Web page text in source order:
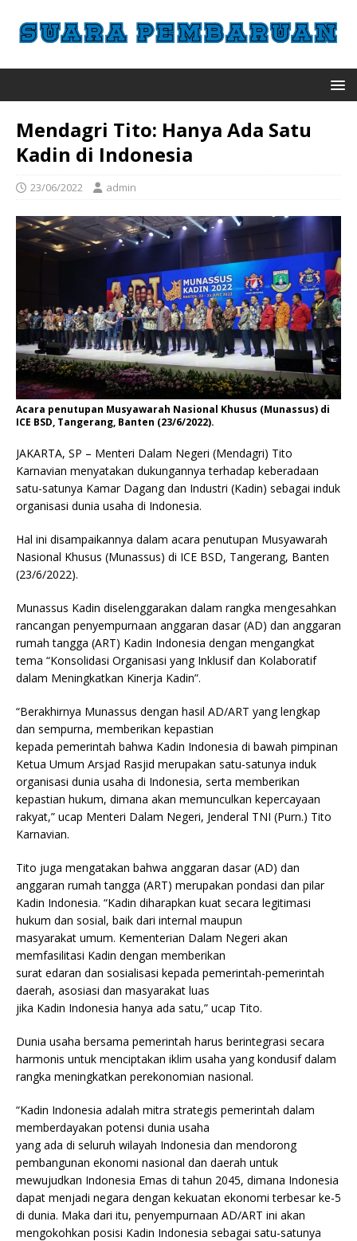
Mendagri Tito: Hanya Ada Satu
Kadin di Indonesia
23/06/2022 admin
Acara penutupan Musyawarah Nasional Khusus (Munassus) di
ICE BSD, Tangerang, Banten (23/6/2022).
JAKARTA, SP – Menteri Dalam Negeri (Mendagri) Tito
Karnavian menyatakan dukungannya terhadap keberadaan
satu-satunya Kamar Dagang dan Industri (Kadin) sebagai induk
organisasi dunia usaha di Indonesia.
Hal ini disampaikannya dalam acara penutupan Musyawarah
Nasional Khusus (Munassus) di ICE BSD, Tangerang, Banten
(23/6/2022).
Munassus Kadin diselenggarakan dalam rangka mengesahkan
rancangan penyempurnaan anggaran dasar (AD) dan anggaran
rumah tangga (ART) Kadin Indonesia dengan mengangkat
tema “Konsolidasi Organisasi yang Inklusif dan Kolaboratif
dalam Meningkatkan Kinerja Kadin”.
“Berakhirnya Munassus dengan hasil AD/ART yang lengkap
dan sempurna, memberikan kepastian
kepada pemerintah bahwa Kadin Indonesia di bawah pimpinan
Ketua Umum Arsjad Rasjid merupakan satu-satunya induk
organisasi dunia usaha di Indonesia, serta memberikan
kepastian hukum, dimana akan memunculkan kepercayaan
rakyat,” ucap Menteri Dalam Negeri, Jenderal TNI (Purn.) Tito
Karnavian.
Tito juga mengatakan bahwa anggaran dasar (AD) dan
anggaran rumah tangga (ART) merupakan pondasi dan pilar
Kadin Indonesia. “Kadin diharapkan kuat secara legitimasi
hukum dan sosial, baik dari internal maupun
masyarakat umum. Kementerian Dalam Negeri akan
memfasilitasi Kadin dengan memberikan
surat edaran dan sosialisasi kepada pemerintah-pemerintah
daerah, asosiasi dan masyarakat luas
jika Kadin Indonesia hanya ada satu,” ucap Tito.
Dunia usaha bersama pemerintah harus berintegrasi secara
harmonis untuk menciptakan iklim usaha yang kondusif dalam
rangka meningkatkan perekonomian nasional.
“Kadin Indonesia adalah mitra strategis pemerintah dalam
memberdayakan potensi dunia usaha
yang ada di seluruh wilayah Indonesia dan mendorong
pembangunan ekonomi nasional dan daerah untuk
mewujudkan Indonesia Emas di tahun 2045, dimana Indonesia
dapat menjadi negara dengan kekuatan ekonomi terbesar ke-5
di dunia. Maka dari itu, penyempurnaan AD/ART ini akan
mengokohkan posisi Kadin Indonesia sebagai satu-satunya